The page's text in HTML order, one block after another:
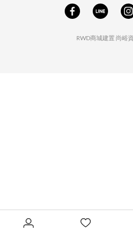
RWD商城建置 尚峪